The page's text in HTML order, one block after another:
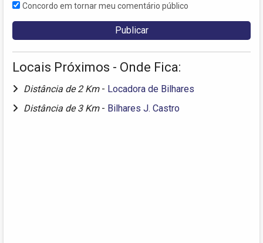
Concordo em tornar meu comentário público
Locais Próximos - Onde Fica:
Distância de 2 Km - Locadora de Bilhares
Distância de 3 Km - Bilhares J. Castro